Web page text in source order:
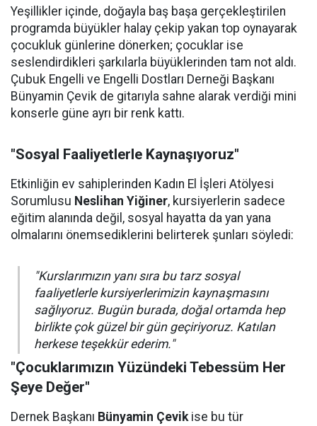
Yeşillikler içinde, doğayla baş başa gerçekleştirilen
programda büyükler halay çekip yakan top oynayarak
çocukluk günlerine dönerken; çocuklar ise
seslendirdikleri şarkılarla büyüklerinden tam not aldı.
Çubuk Engelli ve Engelli Dostları Derneği Başkanı
Bünyamin Çevik de gitarıyla sahne alarak verdiği mini
konserle güne ayrı bir renk kattı.
"Sosyal Faaliyetlerle Kaynaşıyoruz"
Etkinliğin ev sahiplerinden Kadın El İşleri Atölyesi
Sorumlusu Neslihan Yiğiner, kursiyerlerin sadece
eğitim alanında değil, sosyal hayatta da yan yana
olmalarını önemsediklerini belirterek şunları söyledi:
"Kurslarımızın yanı sıra bu tarz sosyal
faaliyetlerle kursiyerlerimizin kaynaşmasını
sağlıyoruz. Bugün burada, doğal ortamda hep
birlikte çok güzel bir gün geçiriyoruz. Katılan
herkese teşekkür ederim."
"Çocuklarımızın Yüzündeki Tebessüm Her
Şeye Değer"
Dernek Başkanı Bünyamin Çevikise bu tür